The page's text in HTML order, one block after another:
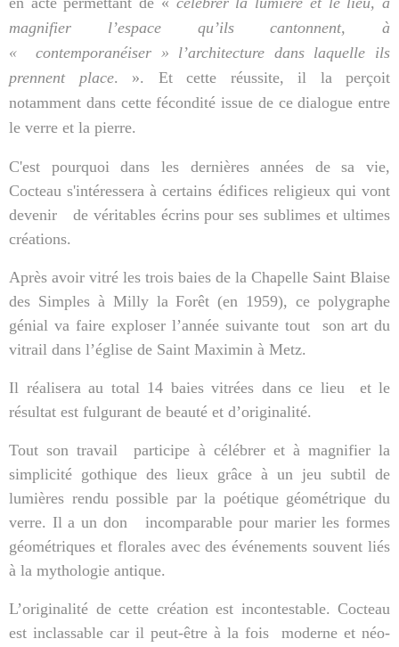
magnifier l’espace qu’ils cantonnent, à
« contemporanéiser » l’architecture dans laquelle ils
prennent place. ». Et cette réussite, il la perçoit
notamment dans cette fécondité issue de ce dialogue entre
le verre et la pierre.
C'est pourquoi dans les dernières années de sa vie,
Cocteau s'intéressera à certains édifices religieux qui vont
devenir
de véritables écrins pour ses sublimes et ultimes
créations.
Après avoir vitré les trois baies de la Chapelle Saint Blaise
des Simples à Milly la Forêt (en 1959), ce polygraphe
génial va faire exploser l’année suivante tout
son art du
vitrail dans l’église de Saint Maximin à Metz.
Il réalisera au total 14 baies vitrées dans ce lieu
et le
résultat est fulgurant de beauté et d’originalité.
Tout son travail
participe à célébrer et à magnifier la
simplicité gothique des lieux grâce à un jeu subtil de
lumières rendu possible par la poétique géométrique du
verre. Il a un don
incomparable pour marier les formes
géométriques et florales avec des événements souvent liés
à la mythologie antique.
L’originalité de cette création est incontestable. Cocteau
est inclassable car il peut-être à la fois
moderne et néo-